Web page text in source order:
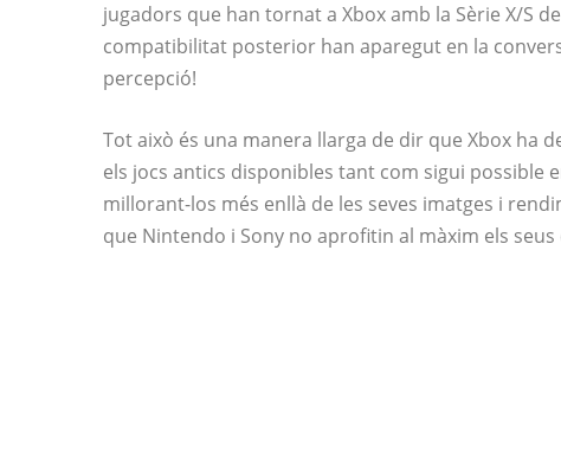
jugadors que han tornat a Xbox amb la Sèrie X/S
compatibilitat posterior han aparegut en la
percepció!
Tot això és una manera llarga de dir que Xbox ha
els jocs antics disponibles tant com sigui possible
millorant-los més enllà de les seves imatges i
que Nintendo i Sony no aprofitin al màxim els